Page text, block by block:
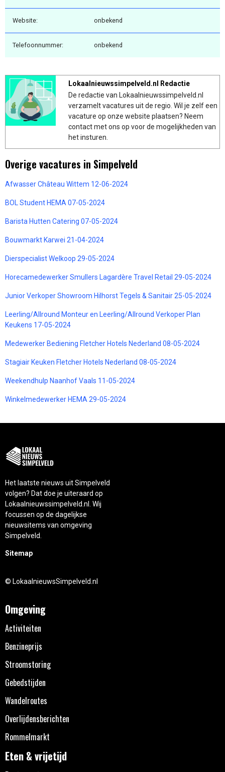
Website: onbekend
Telefoonnummer: onbekend
Lokaalnieuwssimpelveld.nl Redactie
De redactie van Lokaalnieuwssimpelveld.nl
verzamelt vacatures uit de regio. Wil je zelf een
vacature op onze website plaatsen? Neem
contact met ons op voor de mogelijkheden van
het insturen.
Overige vacatures in Simpelveld
Afwasser Château Wittem 12-06-2024
BOL Student HEMA 07-05-2024
Barista Hutten Catering 07-05-2024
Bouwmarkt Karwei 21-04-2024
Dierspecialist Welkoop 29-05-2024
Horecamedewerker Smullers Lagardère Travel Retail 29-05-2024
Junior Verkoper Showroom Hilhorst Tegels & Sanitair 25-05-2024
Leerling/Allround Monteur en Leerling/Allround Verkoper Plan
Keukens 17-05-2024
Medewerker Bediening Fletcher Hotels Nederland 08-05-2024
Stagiair Keuken Fletcher Hotels Nederland 08-05-2024
Weekendhulp Naanhof Vaals 11-05-2024
Winkelmedewerker HEMA 29-05-2024
Het laatste nieuws uit Simpelveld
volgen? Dat doe je uiteraard op
Lokaalnieuwssimpelveld.nl. Wij
focussen op de dagelijkse
nieuwsitems van omgeving
Simpelveld.
Sitemap
© LokaalnieuwsSimpelveld.nl
Omgeving
Activiteiten
Benzineprijs
Stroomstoring
Gebedstijden
Wandelroutes
Overlijdensberichten
Rommelmarkt
Eten & vrijetijd